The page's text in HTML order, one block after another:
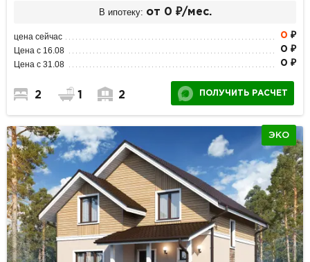
В ипотеку: от 0 ₽/мес.
цена сейчас 0 ₽
Цена с 16.08 0 ₽
Цена с 31.08 0 ₽
2 1 2 ПОЛУЧИТЬ РАСЧЕТ
ЭКО